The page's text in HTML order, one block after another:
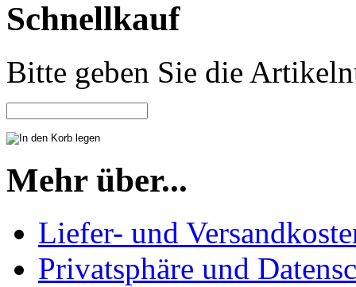
Schnellkauf
Bitte geben Sie die
Mehr über...
Liefer- und
Privatsphäre und